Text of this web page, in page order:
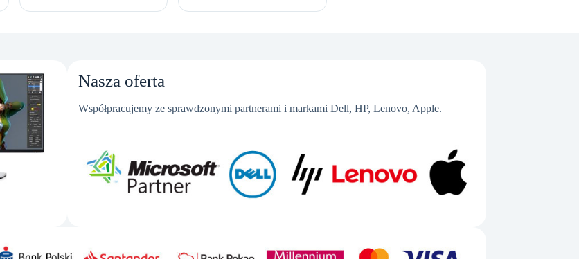
wynosiła:
wynosi:
Nasza oferta
Współpracujemy ze sprawdzonymi partnerami i markami Dell, HP, Lenovo, Apple.